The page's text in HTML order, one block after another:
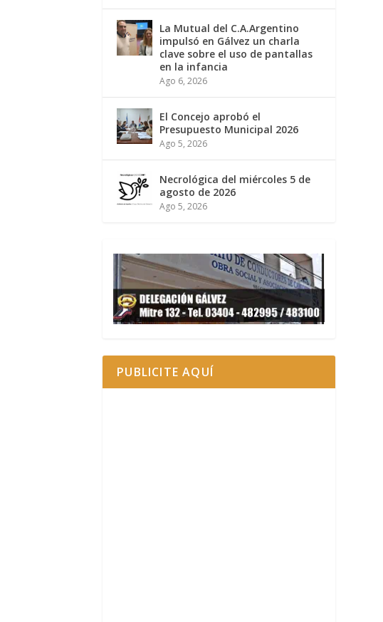
La Mutual del C.A.Argentino
impulsó en Gálvez un charla
clave sobre el uso de pantallas
en la infancia
Ago 6, 2026
El Concejo aprobó el
Presupuesto Municipal 2026
Ago 5, 2026
Necrológica del miércoles 5 de
agosto de 2026
Ago 5, 2026
PUBLICITE AQUÍ